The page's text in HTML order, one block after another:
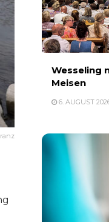
Wesseling
Meisen
6. AUGUST